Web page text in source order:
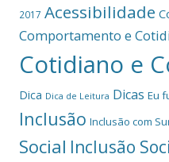
2017 Acessibilidade
Comportamento e
Cotidiano e
Dica Dica de Leitura Dicas Eu
Inclusão Inclusão com
Social Inclusão